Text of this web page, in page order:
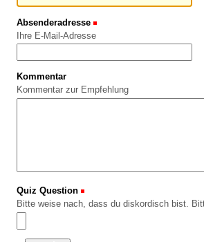
Absenderadresse
Ihre E-Mail-Adresse
Kommentar
Kommentar zur Empfehlung
Quiz Question
Bitte weise nach, dass du diskordisch bist.